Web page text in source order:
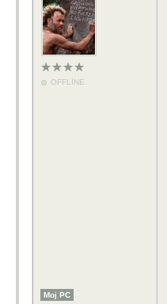
OFFLINE
Moj PC